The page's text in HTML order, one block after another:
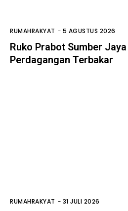
RUMAHRAKYAT - 5 AGUSTUS 2026
Ruko Prabot Sumber Jaya
Perdagangan Terbakar
RUMAHRAKYAT - 31 JULI 2026